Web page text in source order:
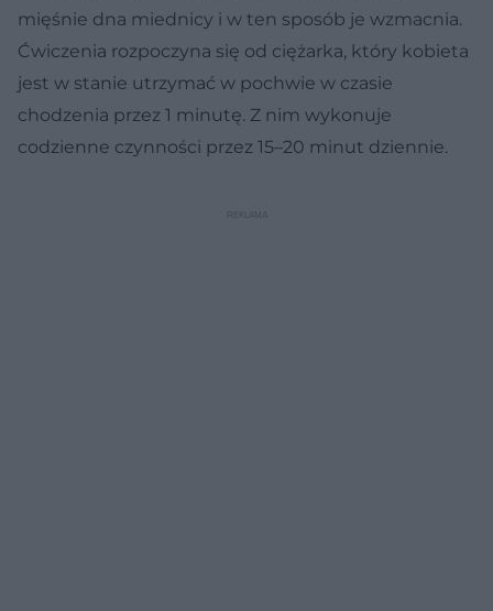
mięśnie dna miednicy i w ten sposób je wzmacnia.
Ćwiczenia rozpoczyna się od ciężarka, który kobieta
jest w stanie utrzymać w pochwie w czasie
chodzenia przez 1 minutę. Z nim wykonuje
codzienne czynności przez 15–20 minut dziennie.